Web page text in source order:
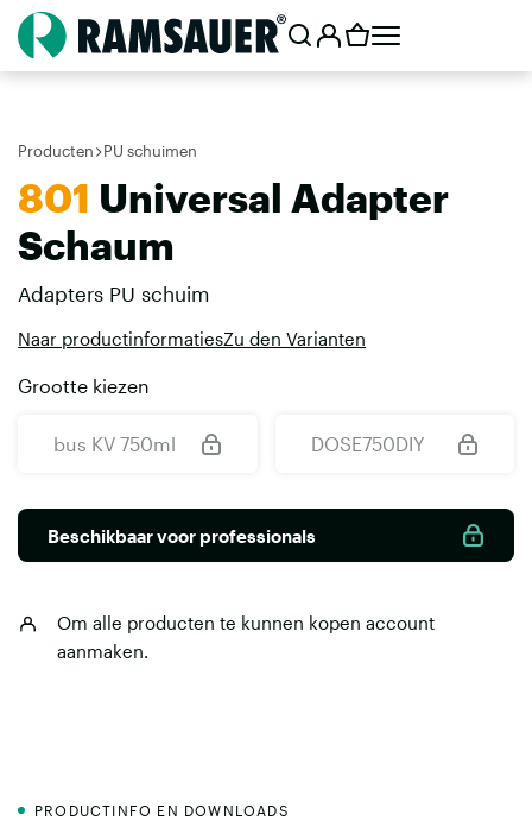
Producten PU schuimen
801 Universal Adapter
Schaum
Adapters PU schuim
Naar productinformatiesZu den Varianten
Grootte kiezen
bus KV 750ml DOSE750DIY
Beschikbaar voor professionals
Om alle producten te kunnen kopenaccount
aanmaken.
PRODUCTINFO EN DOWNLOADS